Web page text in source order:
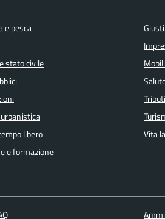
e pesca
stato civile
libero
e formazione
Vita